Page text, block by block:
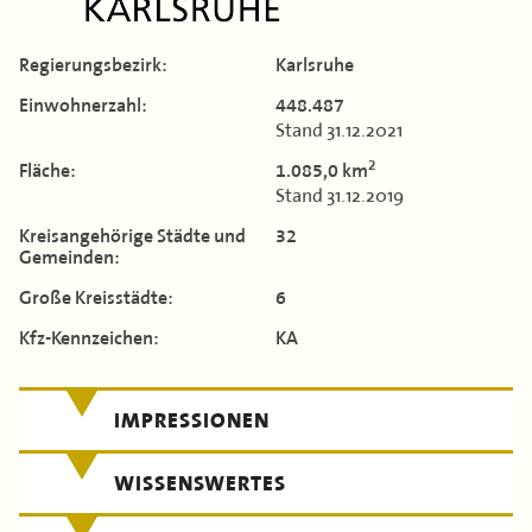
Kontakt
Partner
43. Landkreisversammlung
Flächen & Einwohner
TERMINE
MITGLIEDERBEREICH
Landkreis Böblingen
Landkreis Breisgau-Hochschwarzwald
Landkreis Emmendingen
Enzkreis
Landkreis Esslingen
Landkreis Freudenstadt
Landkreis Göppingen
Landkreis Heilbronn
Regierungs­bezirk:
Karlsruhe
Einwohner­zahl:
448.487
Stand 31.12.2021
Fläche: 1.085,0 km2
Stand 31.12.2019
Kreis­angehörige Städte und
Gemeinden:
32
Große Kreis­städte:
6
Kfz-Kennzeichen:
KA
IMPRESSIONEN
WISSENSWERTES